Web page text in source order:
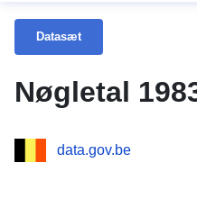
Datasæt
Nøgletal
data.gov.be